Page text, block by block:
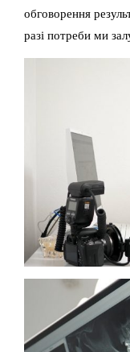
обговорення
разі потреби ми